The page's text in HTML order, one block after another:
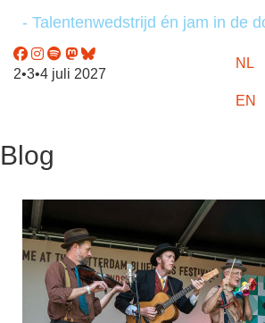
- Talentenwedstrijd én jam in de
2•3•4 juli 2027
NL
EN
Blog